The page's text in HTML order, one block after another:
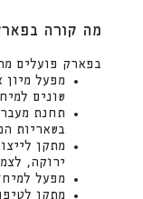
מה קורה
בפארק פועלים
מפעל
שונים
תחנת מעבר
בשאריות
מתקן
ירוקה,
מפעל
מתקן